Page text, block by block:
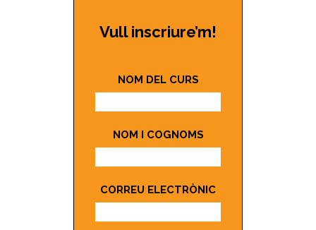
Vull inscriure’m!
NOM DEL CURS
NOM I COGNOMS
CORREU ELECTRÒNIC